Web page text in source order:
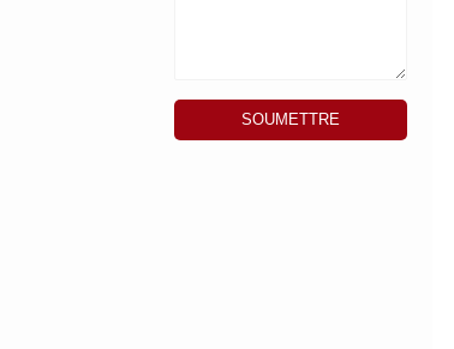
SOUMETTRE